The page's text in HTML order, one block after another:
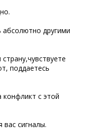
другими
поддаетесь
конфликт с этой
сигналы.